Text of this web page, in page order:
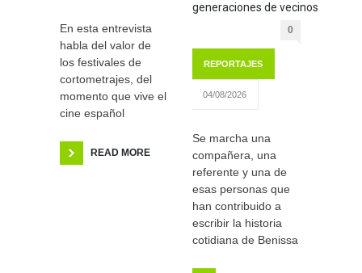
En esta entrevista
habla del valor de
los festivales de
cortometrajes, del
momento que vive el
cine español
READ MORE
generaciones de vecinos
0
REPORTAJES
04/08/2026
Se marcha una
compañera, una
referente y una de
esas personas que
han contribuido a
escribir la historia
cotidiana de Benissa